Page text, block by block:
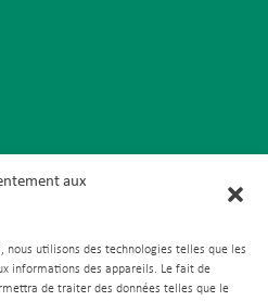
aux
nous utilisons des technologies telles que les
informations des appareils. Le fait de
de traiter des données telles que le